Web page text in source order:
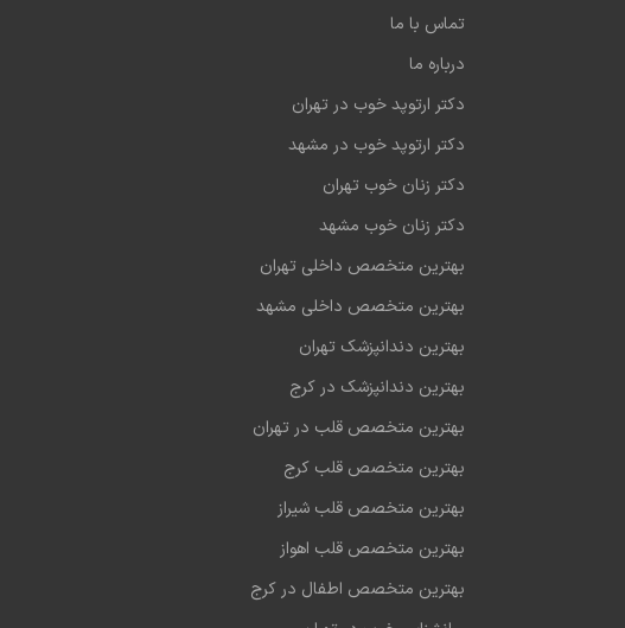
تماس با ما
درباره ما
دکتر ارتوپد خوب در تهران
دکتر ارتوپد خوب در مشهد
دکتر زنان خوب تهران
دکتر زنان خوب مشهد
بهترین متخصص داخلی تهران
بهترین متخصص داخلی مشهد
بهترین دندانپزشک تهران
بهترین دندانپزشک در کرج
بهترین متخصص قلب در تهران
بهترین متخصص قلب کرج
بهترین متخصص قلب شیراز
بهترین متخصص قلب اهواز
بهترین متخصص اطفال در کرج